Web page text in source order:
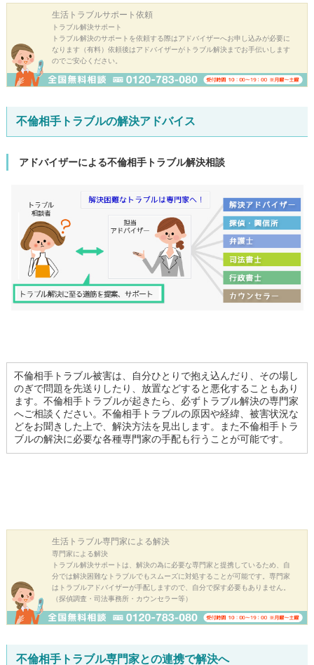
生活トラブルサポート依頼
トラブル解決サポート
トラブル解決のサポートを依頼する際はアドバイザーへお申し込みが必要に
なります（有料）依頼後はアドバイザーがトラブル解決までお手伝いします
のでご安心ください。
不倫相手トラブルの解決アドバイス
アドバイザーによる不倫相手トラブル解決相談
不倫相手トラブル被害は、自分ひとりで抱え込んだり、その場し
のぎで問題を先送りしたり、放置などすると悪化することもあり
ます。不倫相手トラブルが起きたら、必ずトラブル解決の専門家
へご相談ください。不倫相手トラブルの原因や経緯、被害状況な
どをお聞きした上で、解決方法を見出します。また不倫相手トラ
ブルの解決に必要な各種専門家の手配も行うことが可能です。
生活トラブル専門家による解決
専門家による解決
トラブル解決サポートは、解決の為に必要な専門家と提携しているため、自
分では解決困難なトラブルでもスムーズに対処することが可能です。専門家
はトラブルアドバイザーが手配しますので、自分で探す必要もありません。
（探偵調査・司法事務所・カウンセラー等）
不倫相手トラブル専門家との連携で解決へ